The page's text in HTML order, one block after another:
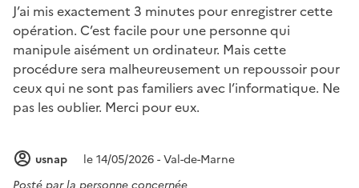
J’ai mis exactement 3 minutes pour enregistrer cette
opération. C’est facile pour une personne qui
manipule aisément un ordinateur. Mais cette
procédure sera malheureusement un repoussoir pour
ceux qui ne sont pas familiers avec l’informatique. Ne
pas les oublier. Merci pour eux.
usnap
le 14/05/2026 - Val-de-Marne